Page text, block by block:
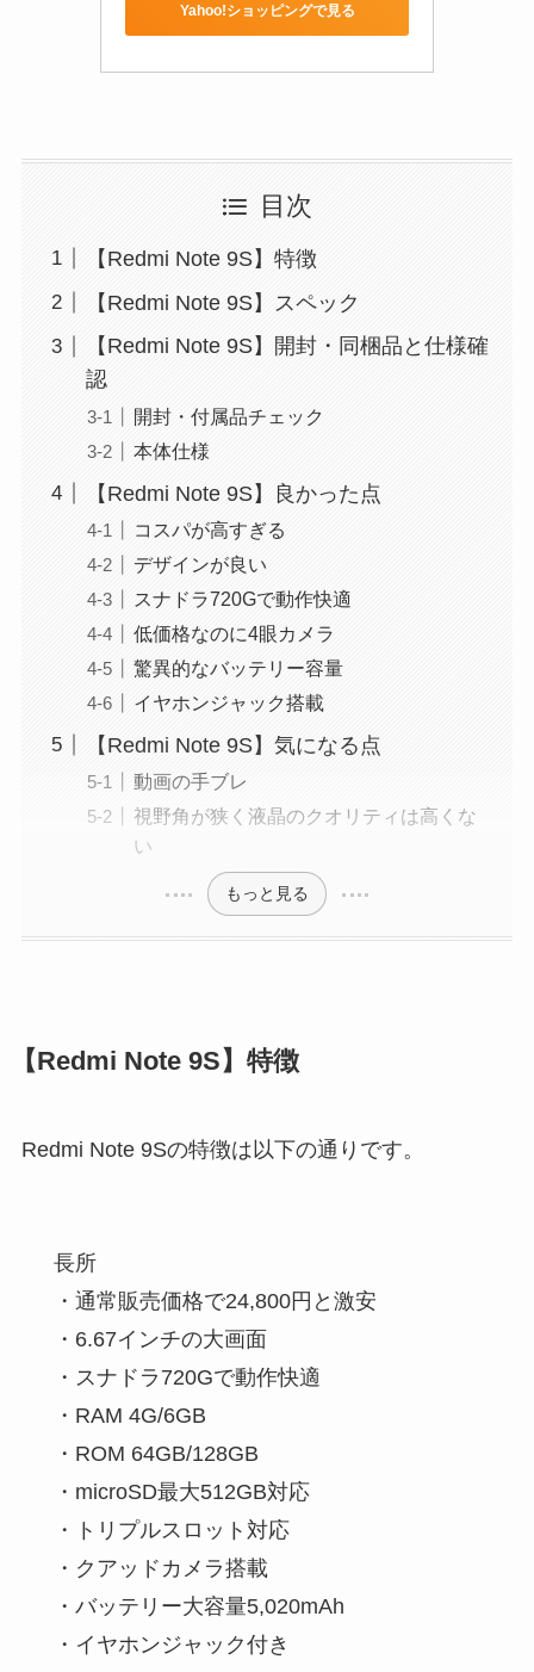
Yahoo!ショッピングで見る
目次
【Redmi Note 9S】特徴
【Redmi Note 9S】スペック
【Redmi Note 9S】開封・同梱品と仕様確
認
開封・付属品チェック
本体仕様
【Redmi Note 9S】良かった点
コスパが高すぎる
デザインが良い
スナドラ720Gで動作快適
低価格なのに4眼カメラ
驚異的なバッテリー容量
イヤホンジャック搭載
【Redmi Note 9S】気になる点
動画の手ブレ
視野角が狭く液晶のクオリティは高くな
い
もっと見る
【Redmi Note 9S】特徴
Redmi Note 9Sの特徴は以下の通りです。
長所
・通常販売価格で24,800円と激安
・6.67インチの大画面
・スナドラ720Gで動作快適
・RAM 4G/6GB
・ROM 64GB/128GB
・microSD最大512GB対応
・トリプルスロット対応
・クアッドカメラ搭載
・バッテリー大容量5,020mAh
・イヤホンジャック付き